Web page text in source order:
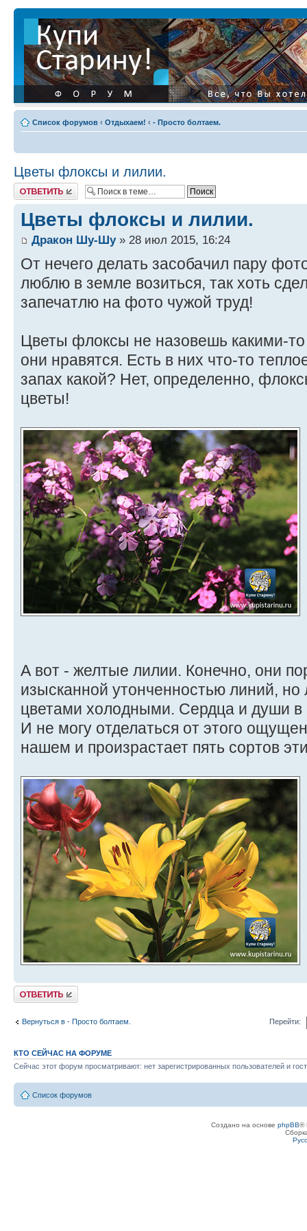
Список форумов ‹ Отдыхаем! ‹ - Просто болтаем.
Цветы флоксы и лилии.
Ответить
Цветы флоксы и лилии.
Дракон Шу-Шу» 28 июл 2015, 16:24
От нечего делать засобачил пару
люблю в земле возиться, так хоть
запечатлю на фото чужой труд!
Цветы флоксы не назовешь какими-
они нравятся. Есть в них что-то
запах какой? Нет, определенно,
цветы!
А вот - желтые лилии. Конечно, они
изысканной утонченностью линий,
цветами холодными. Сердца и души в
И не могу отделаться от этого
нашем и произрастает пять сортов
Ответить
Вернуться в - Просто болтаем. Перейти:
КТО СЕЙЧАС НА ФОРУМЕ
Сейчас этот форум просматривают: нет зарегистрированных пользователей и
Список форумов
Создано на основе phpBB®